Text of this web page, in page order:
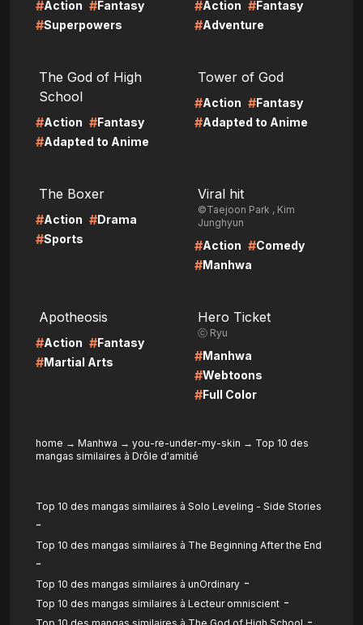
#Action #Fantasy
#Superpowers
#Action #Fantasy
#Adventure
The God of High
School
#Action #Fantasy
#Adapted to Anime
Tower of God
#Action #Fantasy
#Adapted to Anime
The Boxer
#Action #Drama
#Sports
Viral hit
©Taejoon Park , Kim
Junghyun
#Action #Comedy
#Manhwa
Apotheosis
#Action #Fantasy
#Martial Arts
Hero Ticket
ⓒ Ryu
#Manhwa
#Webtoons
#Full Color
home → Manhwa → you-re-under-my-skin → Top 10 des
mangas similaires à Drôle d'amitié
Top 10 des mangas similaires à Solo Leveling - Side Stories
-
Top 10 des mangas similaires à The Beginning After the End
-
Top 10 des mangas similaires à unOrdinary -
Top 10 des mangas similaires à Lecteur omniscient -
-